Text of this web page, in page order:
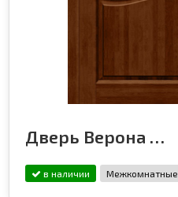
Дверь Верона ДО, бренди
в наличии Межкомнатные